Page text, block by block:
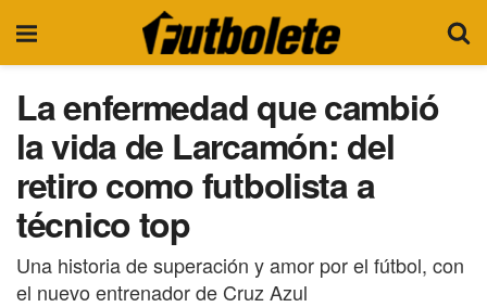
La enfermedad que cambió
la vida de Larcamón: del
retiro como futbolista a
técnico top
Una historia de superación y amor por el fútbol, con
el nuevo entrenador de Cruz Azul